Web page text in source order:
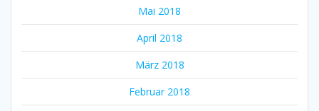
Mai 2018
April 2018
März 2018
Februar 2018